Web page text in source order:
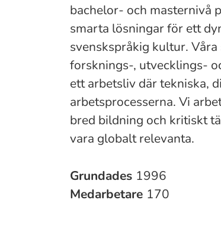
bachelor- och masternivå
smarta lösningar för ett
svenskspråkig kultur.
forsknings-, utvecklings-
ett arbetsliv där tekniska,
arbetsprocesserna. Vi
bred bildning och kritiskt
vara globalt relevanta.
Grundades 1996
Medarbetare 170